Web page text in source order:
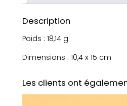
Description
Poids : 18,14 g
Dimensions : 10,4 x 15 cm
Les clients ont